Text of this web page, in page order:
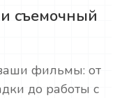
съемочный
фильмы: от
до работы с